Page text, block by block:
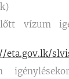
vízum
eta.gov.lk/